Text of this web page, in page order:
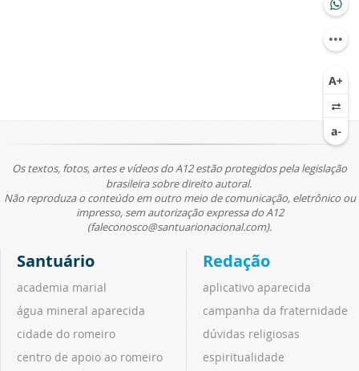
Os textos, fotos, artes e vídeos do A12 estão protegidos pela legislação
brasileira sobre direito autoral.
Não reproduza o conteúdo em outro meio de comunicação, eletrônico ou
impresso, sem autorização expressa do A12
(faleconosco@santuarionacional.com).
Santuário
academia marial
água mineral aparecida
cidade do romeiro
centro de apoio ao romeiro
Redação
aplicativo aparecida
campanha da fraternidade
dúvidas religiosas
espiritualidade